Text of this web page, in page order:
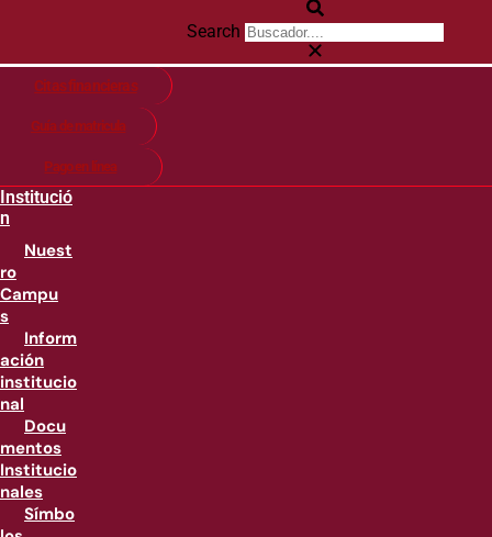
Search
Citas financieras
Guía de matricula
Pago en línea
Institució
n
Nuest
ro
Campu
s
Inform
ación
institucio
nal
Docu
mentos
Institucio
nales
Símbo